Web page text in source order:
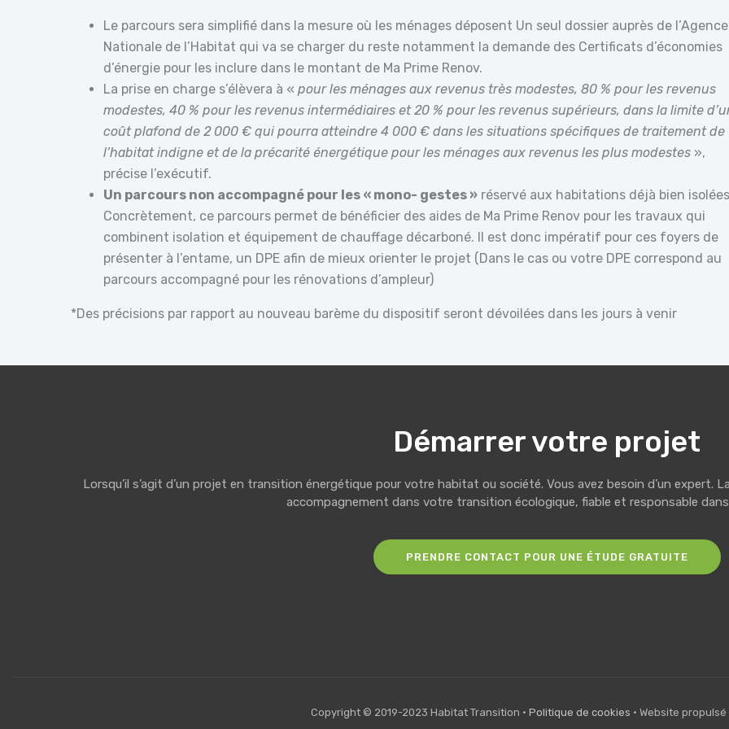
Le parcours sera simplifié dans la mesure où les ménages déposent Un seul dossier auprès de l’Agence
Nationale de l’Habitat qui va se charger du reste notamment la demande des Certificats d’économies
d’énergie pour les inclure dans le montant de Ma Prime Renov.
La prise en charge s’élèvera à « pour les ménages aux revenus très modestes, 80 % pour les revenus
modestes, 40 % pour les revenus intermédiaires et 20 % pour les revenus supérieurs, dans la limite
coût plafond de 2 000 € qui pourra atteindre 4 000 € dans les situations spécifiques de traitement de
l’habitat indigne et de la précarité énergétique pour les ménages aux revenus les plus modestes »,
précise l’exécutif.
Un parcours non accompagné pour les « mono- gestes » réservé aux habitations déjà bien
Concrètement, ce parcours permet de bénéficier des aides de Ma Prime Renov pour les travaux qui
combinent isolation et équipement de chauffage décarboné. Il est donc impératif pour ces foyers de
présenter à l’entame, un DPE afin de mieux orienter le projet (Dans le cas ou votre DPE correspond au
parcours accompagné pour les rénovations d’ampleur)
*Des précisions par rapport au nouveau barème du dispositif seront dévoilées dans les jours à venir
Démarrer votre projet
Lorsqu’il s’agit d’un projet en transition énergétique pour votre habitat ou société. Vous avez besoin d’un expert.
accompagnement dans votre transition écologique, fiable et responsable
PRENDRE CONTACT POUR UNE ÉTUDE GRATUITE
Copyright © 2019-2023 Habitat Transition • Politique de cookies • Website